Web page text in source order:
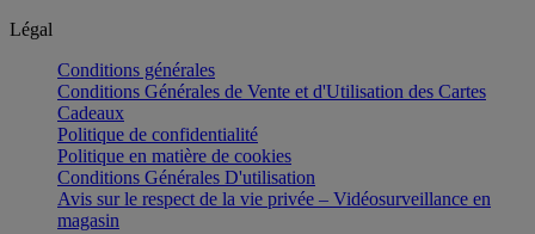
Légal
Conditions générales
Conditions Générales de Vente et d'Utilisation des Cartes
Cadeaux
Politique de confidentialité
Politique en matière de cookies
Conditions Générales D'utilisation
Avis sur le respect de la vie privée – Vidéosurveillance en
magasin